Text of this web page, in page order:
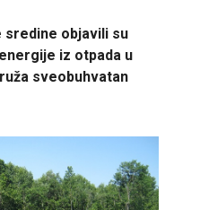
objavili su
iz otpada u
sveobuhvatan